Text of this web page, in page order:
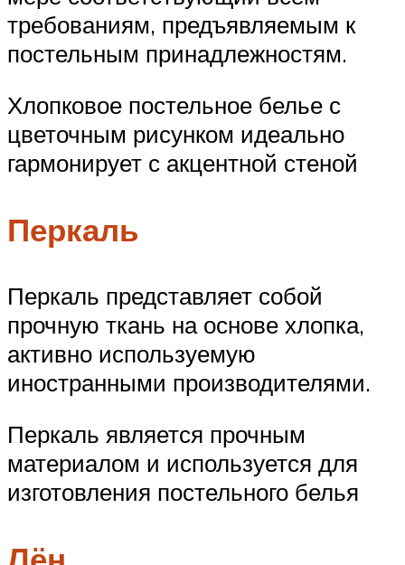
требованиям, предъявляемым к
постельным принадлежностям.
Хлопковое постельное белье с
цветочным рисунком идеально
гармонирует с акцентной стеной
Перкаль
Перкаль представляет собой
прочную ткань на основе хлопка,
активно используемую
иностранными производителями.
Перкаль является прочным
материалом и используется для
изготовления постельного белья